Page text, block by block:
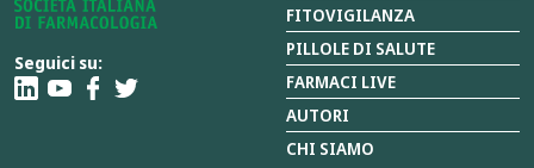
Seguici su:
FITOVIGILANZA
PILLOLE DI SALUTE
FARMACI LIVE
AUTORI
CHI SIAMO